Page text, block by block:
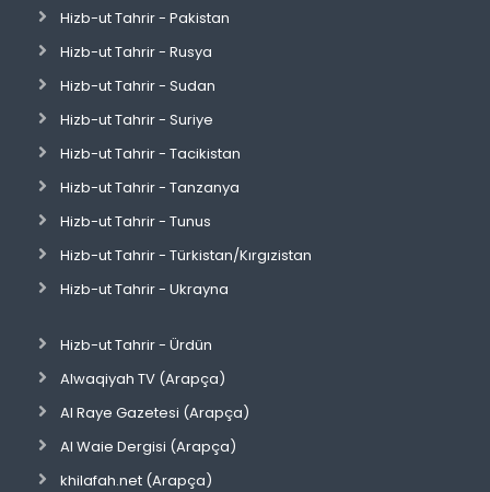
Hizb-ut Tahrir - Pakistan
Hizb-ut Tahrir - Rusya
Hizb-ut Tahrir - Sudan
Hizb-ut Tahrir - Suriye
Hizb-ut Tahrir - Tacikistan
Hizb-ut Tahrir - Tanzanya
Hizb-ut Tahrir - Tunus
Hizb-ut Tahrir - Türkistan/Kırgızistan
Hizb-ut Tahrir - Ukrayna
Hizb-ut Tahrir - Ürdün
Alwaqiyah TV (Arapça)
Al Raye Gazetesi (Arapça)
Al Waie Dergisi (Arapça)
khilafah.net (Arapça)